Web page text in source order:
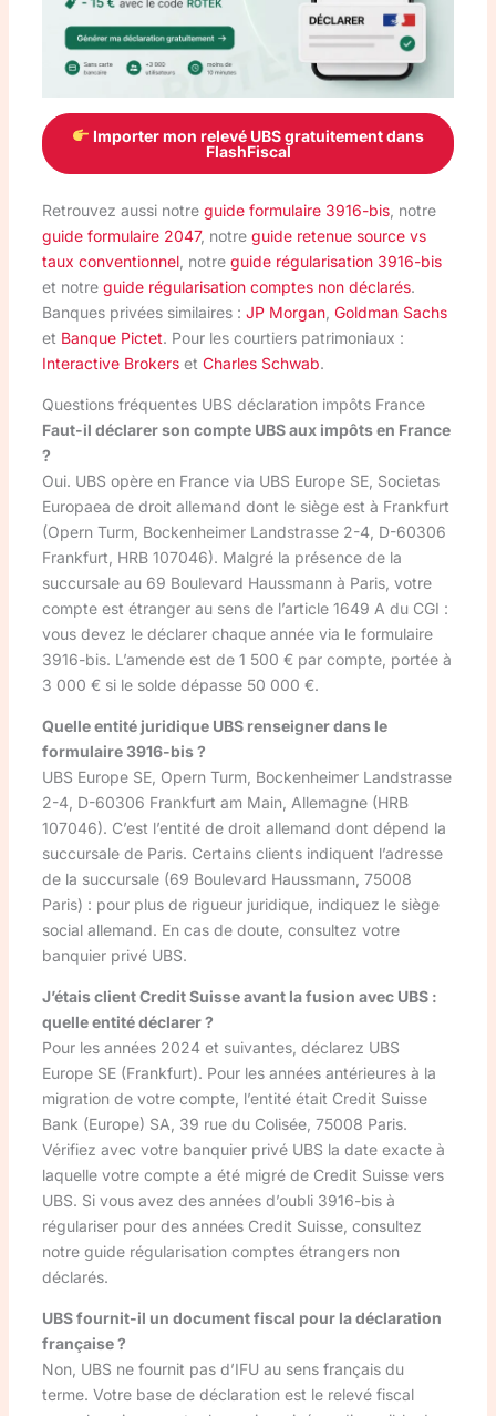
Importer mon relevé UBS gratuitement dans
FlashFiscal
Retrouvez aussi notre guide formulaire 3916-bis, notre
guide formulaire 2047, notre guide retenue source vs
taux conventionnel, notre guide régularisation 3916-bis
et notre guide régularisation comptes non déclarés.
Banques privées similaires : JP Morgan, Goldman Sachs
et Banque Pictet. Pour les courtiers patrimoniaux :
Interactive Brokerset Charles Schwab.
Questions fréquentes UBS déclaration impôts France
Faut-il déclarer son compte UBS aux impôts en France
?
Oui. UBS opère en France via UBS Europe SE, Societas
Europaea de droit allemand dont le siège est à Frankfurt
(Opern Turm, Bockenheimer Landstrasse 2-4, D-60306
Frankfurt, HRB 107046). Malgré la présence de la
succursale au 69 Boulevard Haussmann à Paris, votre
compte est étranger au sens de l’article 1649 A du CGI :
vous devez le déclarer chaque année via le formulaire
3916-bis. L’amende est de 1 500 € par compte, portée à
3 000 € si le solde dépasse 50 000 €.
Quelle entité juridique UBS renseigner dans le
formulaire 3916-bis ?
UBS Europe SE, Opern Turm, Bockenheimer Landstrasse
2-4, D-60306 Frankfurt am Main, Allemagne (HRB
107046). C’est l’entité de droit allemand dont dépend la
succursale de Paris. Certains clients indiquent l’adresse
de la succursale (69 Boulevard Haussmann, 75008
Paris) : pour plus de rigueur juridique, indiquez le siège
social allemand. En cas de doute, consultez votre
banquier privé UBS.
J’étais client Credit Suisse avant la fusion avec UBS :
quelle entité déclarer ?
Pour les années 2024 et suivantes, déclarez UBS
Europe SE (Frankfurt). Pour les années antérieures à la
migration de votre compte, l’entité était Credit Suisse
Bank (Europe) SA, 39 rue du Colisée, 75008 Paris.
Vérifiez avec votre banquier privé UBS la date exacte à
laquelle votre compte a été migré de Credit Suisse vers
UBS. Si vous avez des années d’oubli 3916-bis à
régulariser pour des années Credit Suisse, consultez
notre guide régularisation comptes étrangers non
déclarés.
UBS fournit-il un document fiscal pour la déclaration
française ?
Non, UBS ne fournit pas d’IFU au sens français du
terme. Votre base de déclaration est le relevé fiscal